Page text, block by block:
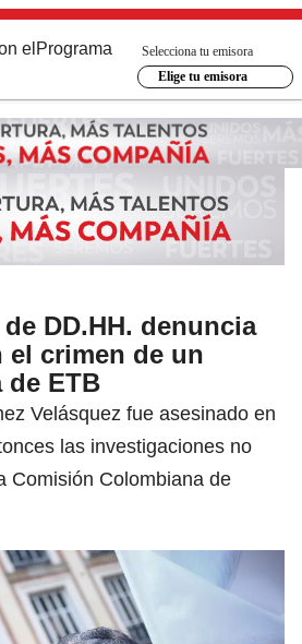
el Programa
Selecciona tu emisora
Elige tu emisora
DD.HH. denuncia
el crimen de un
ETB
Velásquez fue asesinado en
las investigaciones no
Comisión Colombiana de